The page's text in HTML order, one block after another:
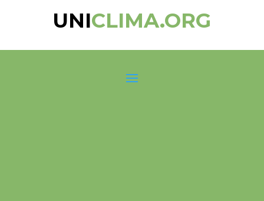
UNICLIMA.ORG